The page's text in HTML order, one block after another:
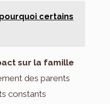
certains
sur la famille
des parents
constants